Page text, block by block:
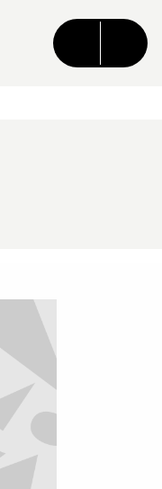
CONTENU